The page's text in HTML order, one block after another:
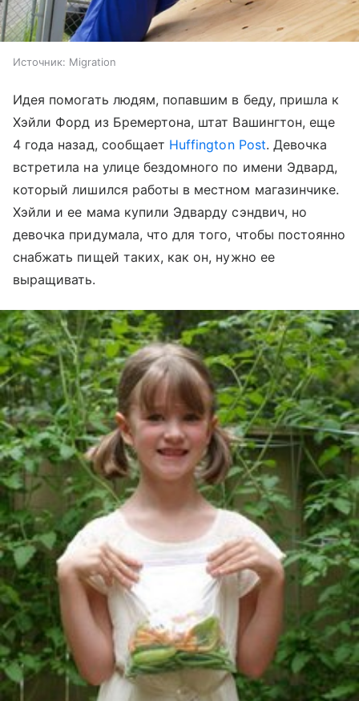
Источник: Migration
Идея помогать людям, попавшим в беду, пришла к
Хэйли Форд из Бремертона, штат Вашингтон, еще
4 года назад, сообщает Huffington Post. Девочка
встретила на улице бездомного по имени Эдвард,
который лишился работы в местном магазинчике.
Хэйли и ее мама купили Эдварду сэндвич, но
девочка придумала, что для того, чтобы постоянно
снабжать пищей таких, как он, нужно ее
выращивать.